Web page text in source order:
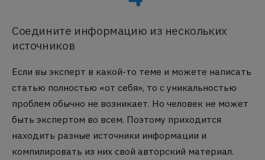
Соедините информацию из нескольких
источников
Если вы эксперт в какой-то теме и можете написать
статью полностью «от себя», то с уникальностью
проблем обычно не возникает. Но человек не может
быть экспертом во всем. Поэтому приходится
находить разные источники информации и
компилировать из них свой авторский материал.